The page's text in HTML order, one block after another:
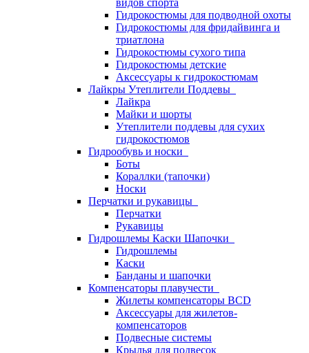
видов спорта
Гидрокостюмы для подводной охоты
Гидрокостюмы для фридайвинга и
триатлона
Гидрокостюмы сухого типа
Гидрокостюмы детские
Аксессуары к гидрокостюмам
Лайкры Утеплители Поддевы
Лайкра
Майки и шорты
Утеплители поддевы для сухих
гидрокостюмов
Гидрообувь и носки
Боты
Кораллки (тапочки)
Носки
Перчатки и рукавицы
Перчатки
Рукавицы
Гидрошлемы Каски Шапочки
Гидрошлемы
Каски
Банданы и шапочки
Компенсаторы плавучести
Жилеты компенсаторы BCD
Аксессуары для жилетов-
компенсаторов
Подвесные системы
Крылья для подвесок